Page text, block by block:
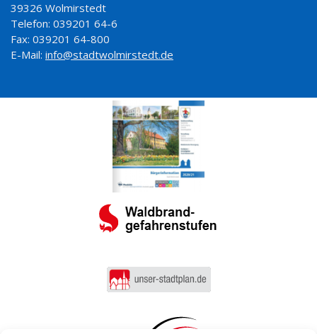
39326 Wolmirstedt
Telefon: 039201 64-6
Fax: 039201 64-800
E-Mail: info@stadtwolmirstedt.de